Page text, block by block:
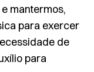
mantermos,
para exercer
de
para